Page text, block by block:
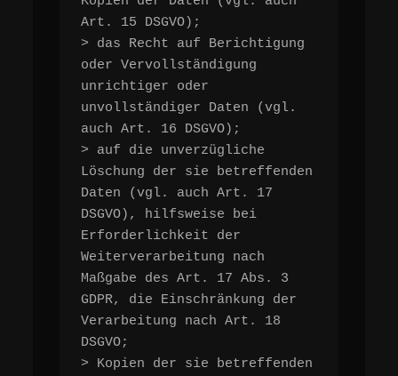
Art. 15 DSGVO);
> das Recht auf Berichtigung
oder Vervollständigung
unrichtiger oder
unvollständiger Daten (vgl.
auch Art. 16 DSGVO);
> auf die unverzügliche
Löschung der sie betreffenden
Daten (vgl. auch Art. 17
DSGVO), hilfsweise bei
Erforderlichkeit der
Weiterverarbeitung nach
Maßgabe des Art. 17 Abs. 3
GDPR, die Einschränkung der
Verarbeitung nach Art. 18
DSGVO;
> Kopien der sie betreffenden